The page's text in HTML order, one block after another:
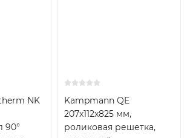
NK
90°
Kampmann QE
207x112x825 мм,
роликовая решетка,